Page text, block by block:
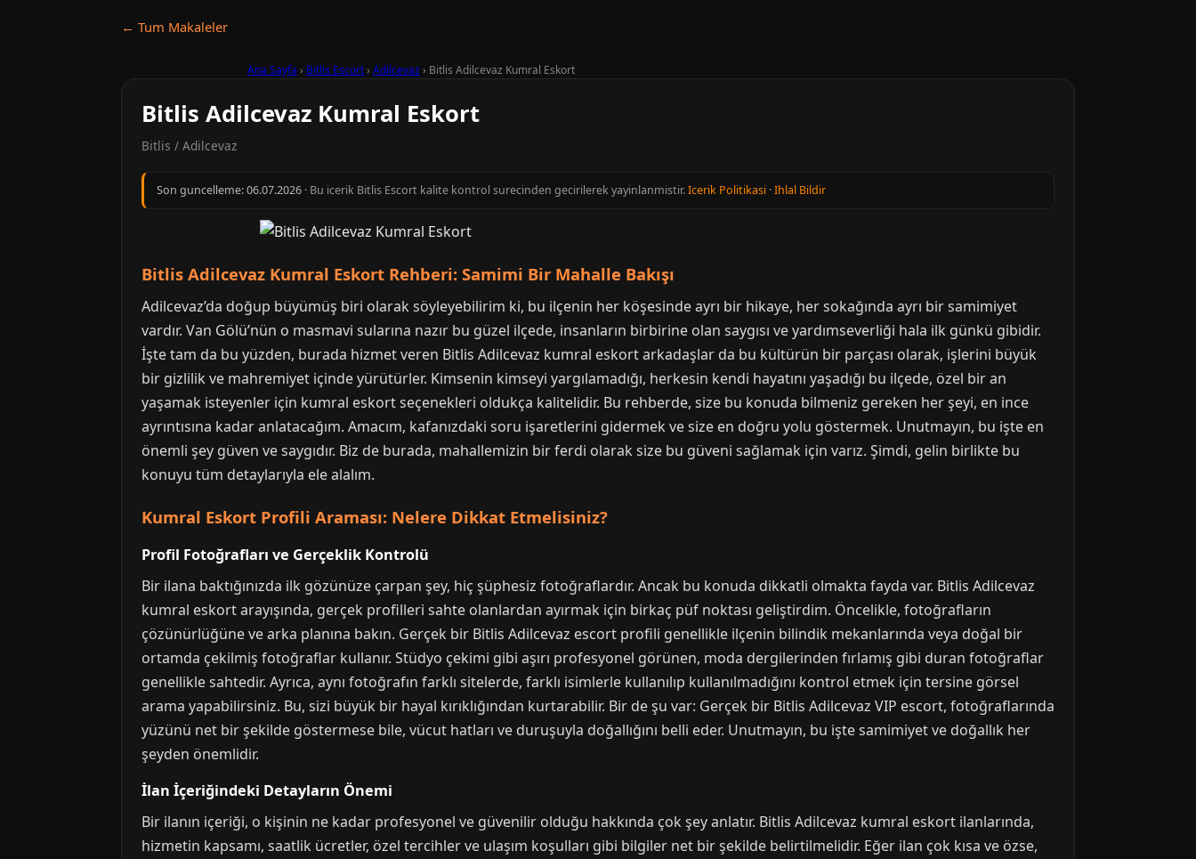
← Tum Makaleler
Ana Sayfa › Bitlis Escort› Adilcevaz› Bitlis Adilcevaz Kumral Eskort
Bitlis Adilcevaz Kumral Eskort
Bitlis / Adilcevaz
Son guncelleme:06.07.2026 · Bu icerik Bitlis Escort kalite kontrol surecinden gecirilerek yayinlanmistir.Icerik Politikasi ·Ihlal Bildir
Bitlis Adilcevaz Kumral Eskort Rehberi: Samimi Bir Mahalle Bakışı
Adilcevaz’da doğup büyümüş biri olarak söyleyebilirim ki, bu ilçenin her köşesinde ayrı bir hikaye, her sokağında ayrı bir samimiyet
vardır. Van Gölü’nün o masmavi sularına nazır bu güzel ilçede, insanların birbirine olan saygısı ve yardımseverliği hala ilk günkü gibidir.
İşte tam da bu yüzden, burada hizmet veren Bitlis Adilcevaz kumral eskort arkadaşlar da bu kültürün bir parçası olarak, işlerini büyük
bir gizlilik ve mahremiyet içinde yürütürler. Kimsenin kimseyi yargılamadığı, herkesin kendi hayatını yaşadığı bu ilçede, özel bir an
yaşamak isteyenler için kumral eskort seçenekleri oldukça kalitelidir. Bu rehberde, size bu konuda bilmeniz gereken her şeyi, en ince
ayrıntısına kadar anlatacağım. Amacım, kafanızdaki soru işaretlerini gidermek ve size en doğru yolu göstermek. Unutmayın, bu işte en
önemli şey güven ve saygıdır. Biz de burada, mahallemizin bir ferdi olarak size bu güveni sağlamak için varız. Şimdi, gelin birlikte bu
konuyu tüm detaylarıyla ele alalım.
Kumral Eskort Profili Araması: Nelere Dikkat Etmelisiniz?
Profil Fotoğrafları ve Gerçeklik Kontrolü
Bir ilana baktığınızda ilk gözünüze çarpan şey, hiç şüphesiz fotoğraflardır. Ancak bu konuda dikkatli olmakta fayda var. Bitlis Adilcevaz
kumral eskort arayışında, gerçek profilleri sahte olanlardan ayırmak için birkaç püf noktası geliştirdim. Öncelikle, fotoğrafların
çözünürlüğüne ve arka planına bakın. Gerçek bir Bitlis Adilcevaz escort profili genellikle ilçenin bilindik mekanlarında veya doğal bir
ortamda çekilmiş fotoğraflar kullanır. Stüdyo çekimi gibi aşırı profesyonel görünen, moda dergilerinden fırlamış gibi duran fotoğraflar
genellikle sahtedir. Ayrıca, aynı fotoğrafın farklı sitelerde, farklı isimlerle kullanılıp kullanılmadığını kontrol etmek için tersine görsel
arama yapabilirsiniz. Bu, sizi büyük bir hayal kırıklığından kurtarabilir. Bir de şu var: Gerçek bir Bitlis Adilcevaz VIP escort, fotoğraflarında
yüzünü net bir şekilde göstermese bile, vücut hatları ve duruşuyla doğallığını belli eder. Unutmayın, bu işte samimiyet ve doğallık her
şeyden önemlidir.
İlan İçeriğindeki Detayların Önemi
Bir ilanın içeriği, o kişinin ne kadar profesyonel ve güvenilir olduğu hakkında çok şey anlatır. Bitlis Adilcevaz kumral eskort ilanlarında,
hizmetin kapsamı, saatlik ücretler, özel tercihler ve ulaşım koşulları gibi bilgiler net bir şekilde belirtilmelidir. Eğer ilan çok kısa ve özse,